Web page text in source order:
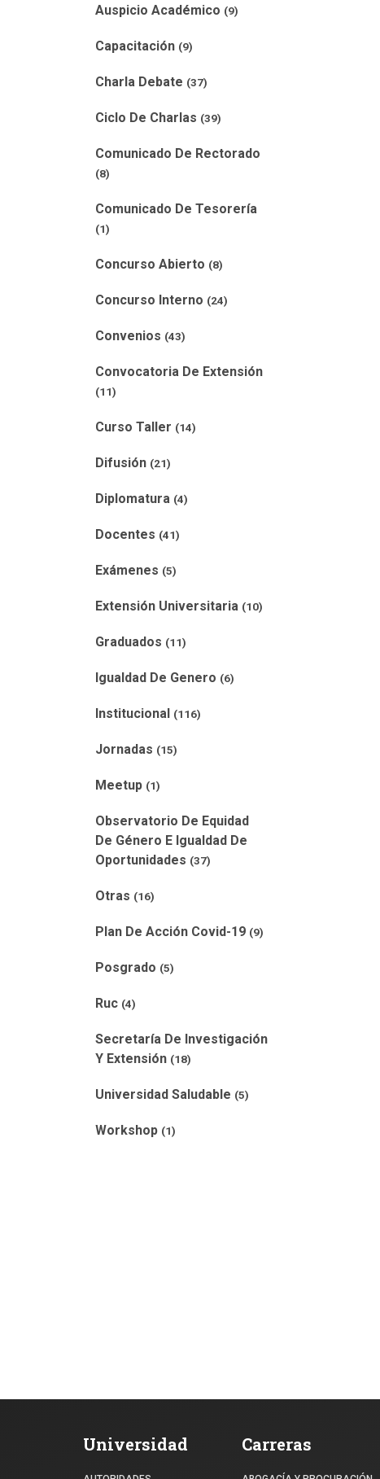
Auspicio Académico (9)
Capacitación (9)
Charla Debate (37)
Ciclo De Charlas (39)
Comunicado De Rectorado
(8)
Comunicado De Tesorería
(1)
Concurso Abierto (8)
Concurso Interno (24)
Convenios (43)
Convocatoria De Extensión
(11)
Curso Taller (14)
Difusión (21)
Diplomatura (4)
Docentes (41)
Exámenes (5)
Extensión Universitaria (10)
Graduados (11)
Igualdad De Genero (6)
Institucional (116)
Jornadas (15)
Meetup (1)
Observatorio De Equidad
De Género E Igualdad De
Oportunidades (37)
Otras (16)
Plan De Acción Covid-19 (9)
Posgrado (5)
Ruc (4)
Secretaría De Investigación
Y Extensión (18)
Universidad Saludable (5)
Workshop (1)
Universidad Carreras